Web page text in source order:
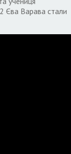
Єва Варава стали